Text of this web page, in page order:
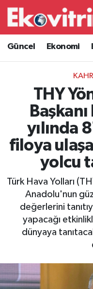
Güncel Ekonomi
THY
yılında
filoya
yolcu
Türk Hava Yolları
Anadolu'nun
değerlerini
yapacağı
dünyaya
Güncel
Ekonomi
Borsa Haberleri
İş Dünyası
Lojistik
Otovitrin
Asayiş
Magazin
Gayrimenkul
Eğitim
Hava Durumu
Trafik Durumu
Süper Lig Puan
Tüm Manşetler
Son Dakika
Haber Arşivi